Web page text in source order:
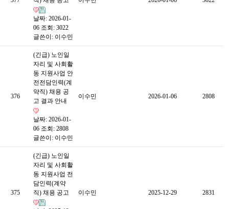
날짜: 2026-01-
06 조회: 3022
글쓴이: 이수민
376
(긴급) 노인일
자리 및 사회활
동 지원사업 안
전전담인력(계
약직) 채용 공
고 결과 안내
날짜: 2026-01-
06 조회: 2808
글쓴이: 이수민
이수민 2026-01-06 2808
375
(긴급) 노인일
자리 및 사회활
동 지원사업 전
담인력(계약
직) 채용 공고
이수민 2025-12-29 2831